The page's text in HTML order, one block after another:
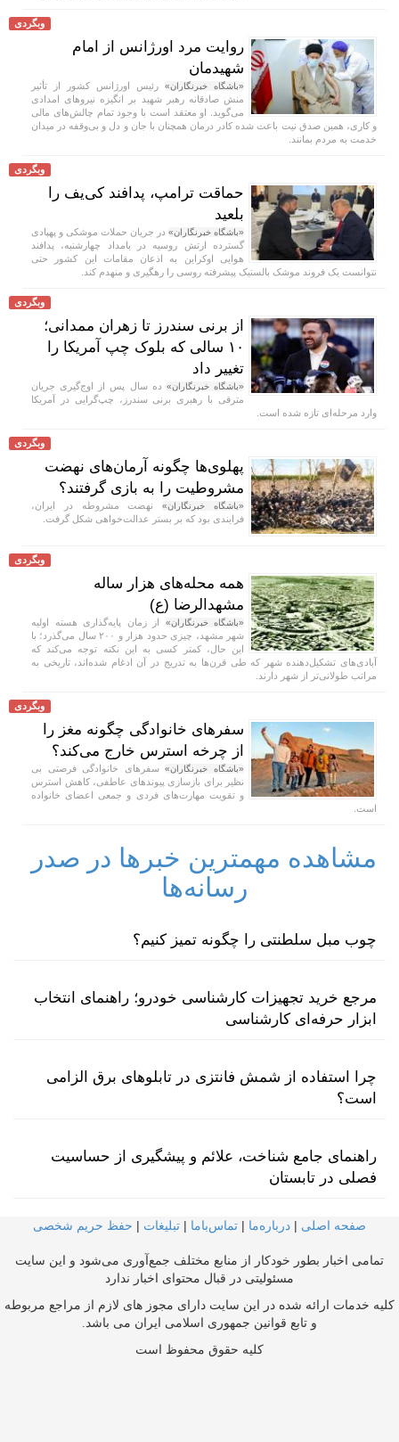
وبگردی
روایت مرد اورژانس از امام
شهیدمان
«باشگاه خبرنگاران» رئیس اورژانس کشور از تأثیر
منش صادقانه رهبر شهید بر انگیزه نیرو‌های امدادی
می‌گوید. او معتقد است با وجود تمام چالش‌های مالی
و کاری، همین صدق نیت باعث شده کادر درمان همچنان با جان و دل و بی‌وقفه در میدان
خدمت به مردم بمانند.
وبگردی
حماقت ترامپ، پدافند کی‌یف را
بلعید
«باشگاه خبرنگاران» در جریان حملات موشکی و پهپادی
گسترده ارتش روسیه در بامداد چهارشنبه، پدافند
هوایی اوکراین به اذعان مقامات این کشور حتی
نتوانست یک فروند موشک بالستیک پیشرفته روسی را رهگیری و منهدم کند.
وبگردی
از برنی سندرز تا زهران ممدانی؛
۱۰ سالی که بلوک چپ آمریکا را
تغییر داد
«باشگاه خبرنگاران» ده سال پس از اوج‌گیری جریان
مترقی با رهبری برنی سندرز، چپ‌گرایی در آمریکا
وارد مرحله‌ای تازه شده است.
وبگردی
پهلوی‌ها چگونه آرمان‌های نهضت
مشروطیت را به بازی گرفتند؟
«باشگاه خبرنگاران»نهضت مشروطه در ایران،
فرایندی بود که بر بستر عدالت‌خواهی شکل گرفت.
وبگردی
همه محله‌های هزار ساله
مشهدالرضا (ع)
«باشگاه خبرنگاران» از زمان پایه‌گذاری هسته اولیه
شهر مشهد، چیزی حدود هزار و ۲۰۰ سال می‌گذرد؛ با
این حال، کمتر کسی به این نکته توجه می‌کند که
آبادی‌های تشکیل‌دهنده شهر که طی قرن‌ها به تدریج در آن ادغام شده‌اند، تاریخی به
مراتب طولانی‌تر از شهر دارند.
وبگردی
سفر‌های خانوادگی چگونه مغز را
از چرخه استرس خارج می‌کند؟
«باشگاه خبرنگاران»سفر‌های خانوادگی فرصتی بی
نظیر برای بازسازی پیوند‌های عاطفی، کاهش استرس
و تقویت مهارت‌های فردی و جمعی اعضای خانواده
است.
مشاهده مهمترین خبرها در صدر
رسانه‌ها
چوب مبل سلطنتی را چگونه تمیز کنیم؟
مرجع خرید تجهیزات کارشناسی خودرو؛ راهنمای انتخاب
ابزار حرفه‌ای کارشناسی
چرا استفاده از شمش فانتزی در تابلوهای برق الزامی
است؟
راهنمای جامع شناخت، علائم و پیشگیری از حساسیت
فصلی در تابستان
صفحه اصلی | درباره‌ما | تماس‌با‌ما | تبلیغات | حفظ حریم شخصی
تمامی اخبار بطور خودکار از منابع مختلف جمع‌آوری می‌شود و این سایت
مسئولیتی در قبال محتوای اخبار ندارد
کلیه خدمات ارائه شده در این سایت دارای مجوز های لازم از مراجع مربوطه
و تابع قوانین جمهوری اسلامی ایران می باشد.
کلیه حقوق محفوظ است